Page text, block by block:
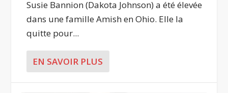
Susie Bannion (Dakota Johnson) a été élevée
dans une famille Amish en Ohio. Elle la
quitte pour...
EN SAVOIR PLUS